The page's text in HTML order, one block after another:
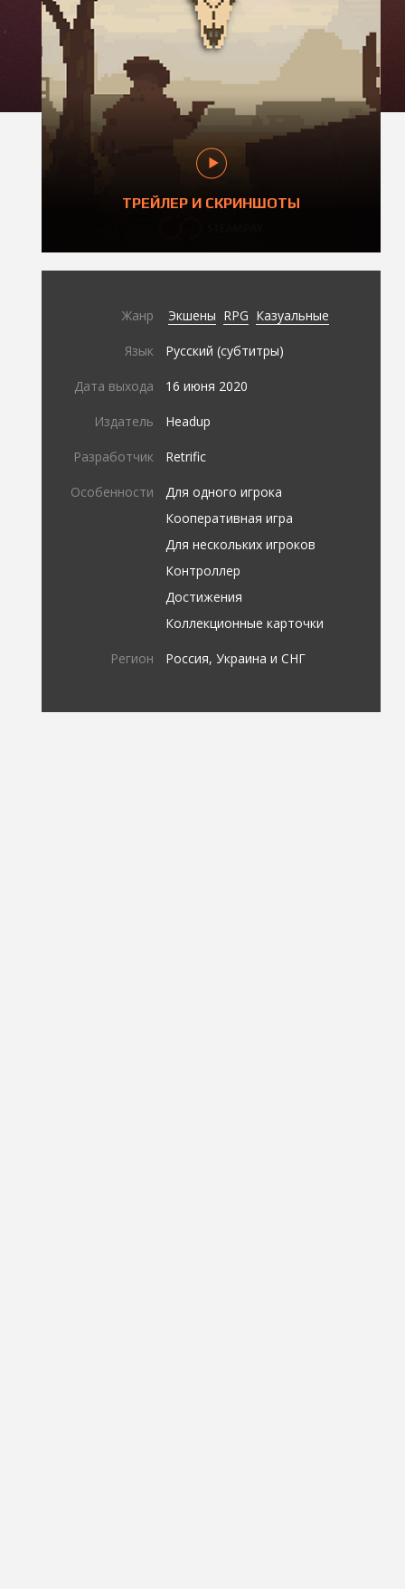
ТРЕЙЛЕР И СКРИНШОТЫ
Жанр Экшены RPG Казуальные
Язык Русский (субтитры)
Дата выхода 16 июня 2020
Издатель Headup
Разработчик Retrific
Особенности
Для одного игрока
Кооперативная игра
Для нескольких игроков
Контроллер
Достижения
Коллекционные карточки
Регион Россия, Украина и СНГ